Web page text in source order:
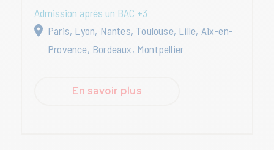
Admission après un BAC +3
Paris, Lyon, Nantes, Toulouse, Lille, Aix-en-
Provence, Bordeaux, Montpellier
En savoir plus